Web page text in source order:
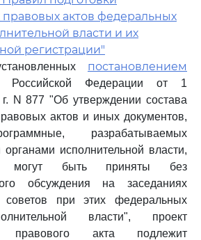
актов федеральных
власти и их
регистрации"
постановлением
Российской Федерации от 1
N 877 "Об утверждении состава
актов и иных документов,
разрабатываемых
исполнительной власти,
могут быть приняты без
обсуждения на заседаниях
советов при этих федеральных
власти", проект
правового акта подлежит